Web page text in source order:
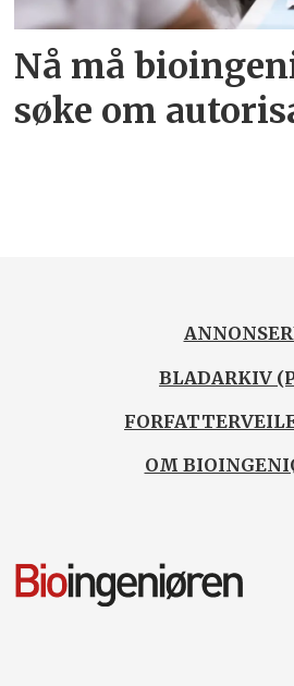
Nå må
søke om
BLADARKIV
OM